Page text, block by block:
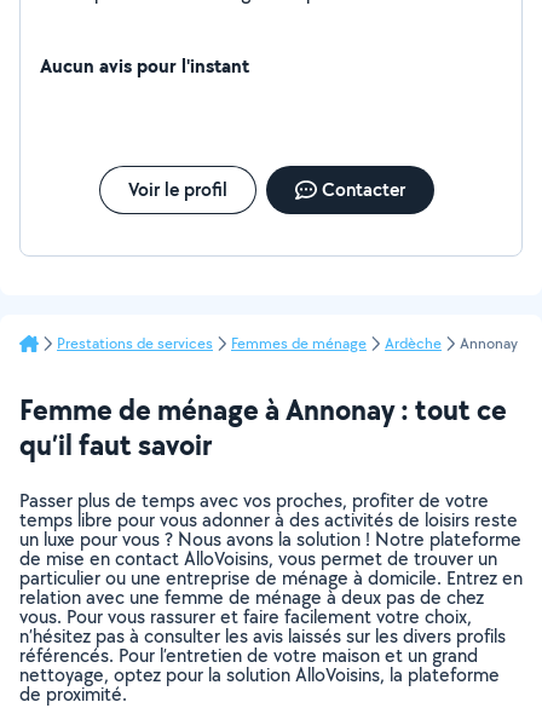
Aucun avis pour l'instant
Voir le profil Contacter
Prestations de services Femmes de ménage Ardèche Annonay
Femme de ménage à Annonay : tout ce
qu’il faut savoir
Passer plus de temps avec vos proches, profiter de votre
temps libre pour vous adonner à des activités de loisirs reste
un luxe pour vous ? Nous avons la solution ! Notre plateforme
de mise en contact AlloVoisins, vous permet de trouver un
particulier ou une entreprise de ménage à domicile. Entrez en
relation avec une femme de ménage à deux pas de chez
vous. Pour vous rassurer et faire facilement votre choix,
n’hésitez pas à consulter les avis laissés sur les divers profils
référencés. Pour l’entretien de votre maison et un grand
nettoyage, optez pour la solution AlloVoisins, la plateforme
de proximité.